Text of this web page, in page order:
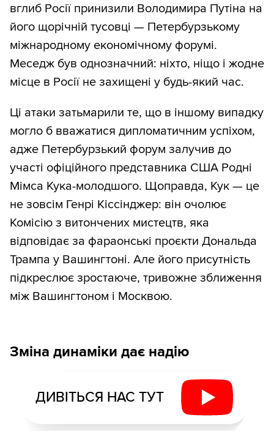
вглиб Росії принизили Володимира Путіна на
його щорічній тусовці — Петербурзькому
міжнародному економічному форумі.
Меседж був однозначний: ніхто, ніщо і жодне
місце в Росії не захищені у будь-який час.
Ці атаки затьмарили те, що в іншому випадку
могло б вважатися дипломатичним успіхом,
адже Петербурзький форум залучив до
участі офіційного представника США Родні
Мімса Кука-молодшого. Щоправда, Кук — це
не зовсім Генрі Кіссінджер: він очолює
Комісію з витончених мистецтв, яка
відповідає за фараонські проєкти Дональда
Трампа у Вашингтоні. Але його присутність
підкреслює зростаюче, тривожне зближення
між Вашингтоном і Москвою.
Зміна динаміки дає надію
ДИВІТЬСЯ НАС ТУТ